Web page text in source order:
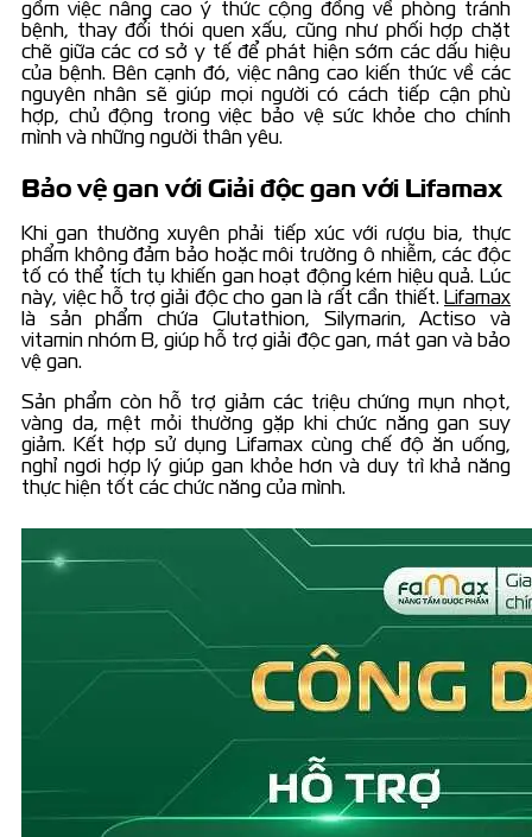
gồm việc nâng cao ý thức cộng đồng về phòng tránh
bệnh, thay đổi thói quen xấu, cũng như phối hợp chặt
chẽ giữa các cơ sở y tế để phát hiện sớm các dấu hiệu
của bệnh. Bên cạnh đó, việc nâng cao kiến thức về các
nguyên nhân sẽ giúp mọi người có cách tiếp cận phù
hợp, chủ động trong việc bảo vệ sức khỏe cho chính
mình và những người thân yêu.
Bảo vệ gan với Giải độc gan với Lifamax
Khi gan thường xuyên phải tiếp xúc với rượu bia, thực
phẩm không đảm bảo hoặc môi trường ô nhiễm, các độc
tố có thể tích tụ khiến gan hoạt động kém hiệu quả. Lúc
này, việc hỗ trợ giải độc cho gan là rất cần thiết. Lifamax
là sản phẩm chứa Glutathion, Silymarin, Actiso và
vitamin nhóm B, giúp hỗ trợ giải độc gan, mát gan và bảo
vệ gan.
Sản phẩm còn hỗ trợ giảm các triệu chứng mụn nhọt,
vàng da, mệt mỏi thường gặp khi chức năng gan suy
giảm. Kết hợp sử dụng Lifamax cùng chế độ ăn uống,
nghỉ ngơi hợp lý giúp gan khỏe hơn và duy trì khả năng
thực hiện tốt các chức năng của mình.